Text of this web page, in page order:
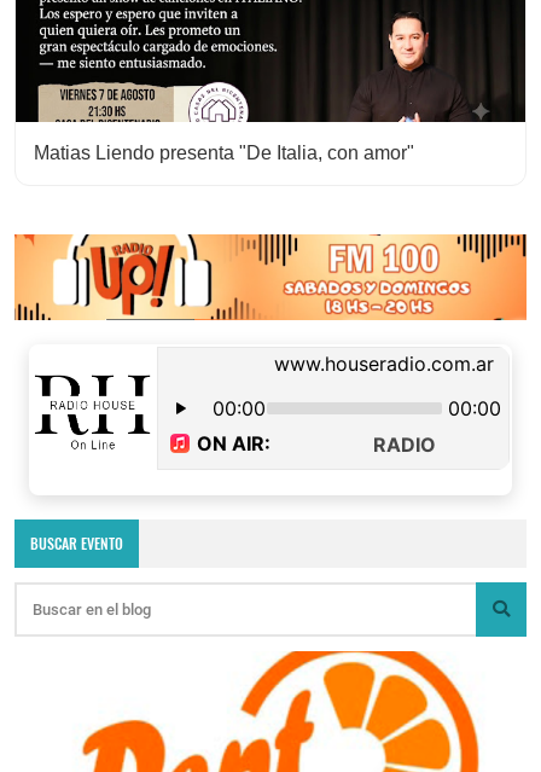
Matias Liendo presenta "De Italia, con amor"
BUSCAR EVENTO